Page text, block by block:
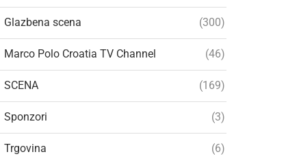
Glazbena scena (300)
Marco Polo Croatia TV Channel (46)
SCENA (169)
Sponzori (3)
Trgovina (6)